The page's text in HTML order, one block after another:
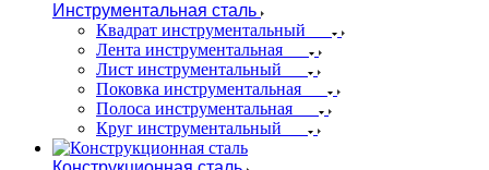
Инструментальная сталь
Квадрат инструментальный
Лента инструментальная
Лист инструментальный
Поковка инструментальная
Полоса инструментальная
Круг инструментальный